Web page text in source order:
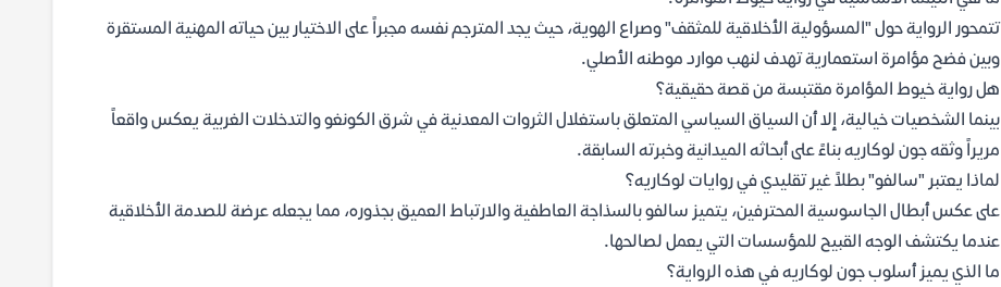
تتمحور الرواية حول "المسؤولية الأخلاقية للمثقف" وصراع الهوية، حيث يجد المترجم نفسه مجبراً على الاختيار بين حياته المهنية المستقرة
وبين فضح مؤامرة استعمارية تهدف لنهب موارد موطنه الأصلي.
هل رواية خيوط المؤامرة مقتبسة من قصة حقيقية؟
بينما الشخصيات خيالية، إلا أن السياق السياسي المتعلق باستغلال الثروات المعدنية في شرق الكونغو والتدخلات الغربية يعكس واقعاً
مريراً وثقه جون لوكاريه بناءً على أبحاثه الميدانية وخبرته السابقة.
لماذا يعتبر "سالفو" بطلاً غير تقليدي في روايات لوكاريه؟
على عكس أبطال الجاسوسية المحترفين، يتميز سالفو بالسذاجة العاطفية والارتباط العميق بجذوره، مما يجعله عرضة للصدمة الأخلاقية
عندما يكتشف الوجه القبيح للمؤسسات التي يعمل لصالحها.
ما الذي يميز أسلوب جون لوكاريه في هذه الرواية؟